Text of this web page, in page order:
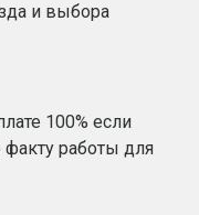
и выбора
100% если
работы для